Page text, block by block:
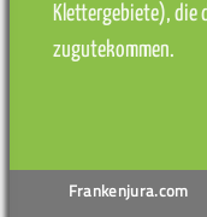
Klettergebiete), die
zugutekommen.
Frankenjura.com